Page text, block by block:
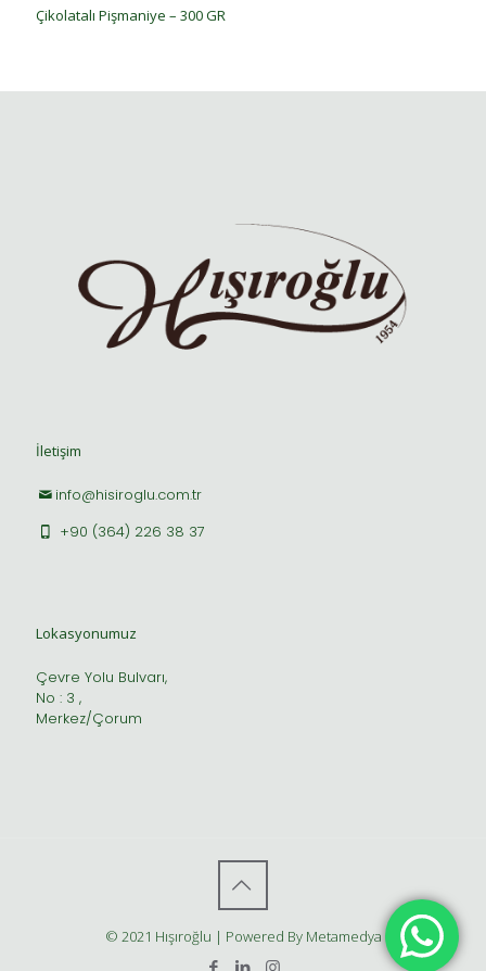
Çikolatalı Pişmaniye – 300 GR
İletişim
info@hisiroglu.com.tr
+90 (364) 226 38 37
Lokasyonumuz
Çevre Yolu Bulvarı,
No : 3 ,
Merkez/Çorum
© 2021 Hışıroğlu | Powered By Metamedya